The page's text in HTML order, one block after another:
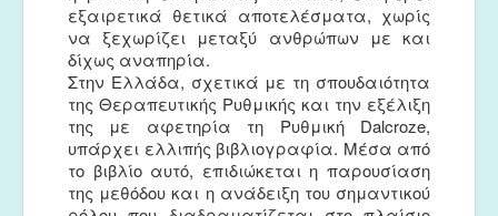
εξαιρετικά θετικά αποτελέσματα, χωρίς
να ξεχωρίζει μεταξύ ανθρώπων με και
δίχως αναπηρία.
Στην Ελλάδα, σχετικά με τη σπουδαιότητα
της Θεραπευτικής Ρυθμικής και την εξέλιξη
της με αφετηρία τη Ρυθμική Dalcroze,
υπάρχει ελλιπής βιβλιογραφία. Μέσα από
το βιβλίο αυτό, επιδιώκεται η παρουσίαση
της μεθόδου και η ανάδειξη του σημαντικού